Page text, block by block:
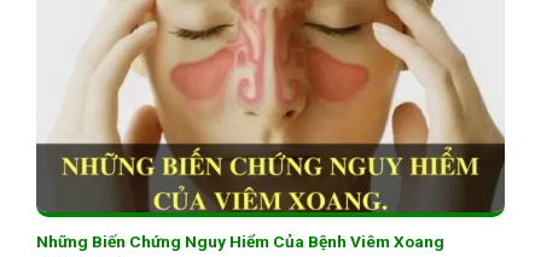
Những Biến Chứng Nguy Hiểm Của Bệnh Viêm Xoang